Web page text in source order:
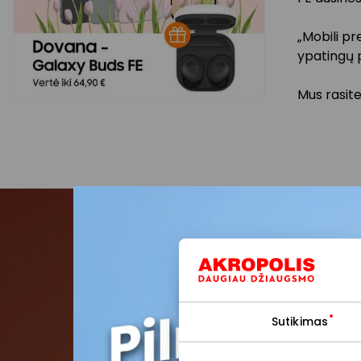
Sutikimas
„Mobili
ypatingų
Mus
Pirmieji